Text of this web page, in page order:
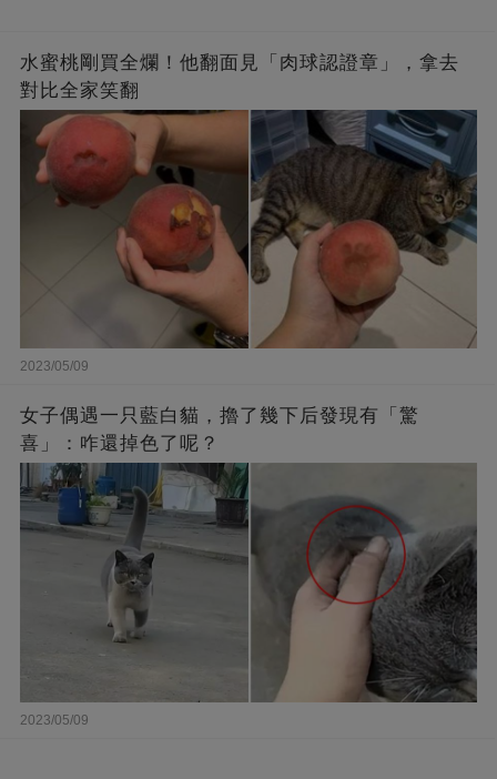
水蜜桃剛買全爛！他翻面見「肉球認證章」，拿去
對比全家笑翻
2023/05/09
女子偶遇一只藍白貓，擼了幾下后發現有「驚
喜」：咋還掉色了呢？
2023/05/09